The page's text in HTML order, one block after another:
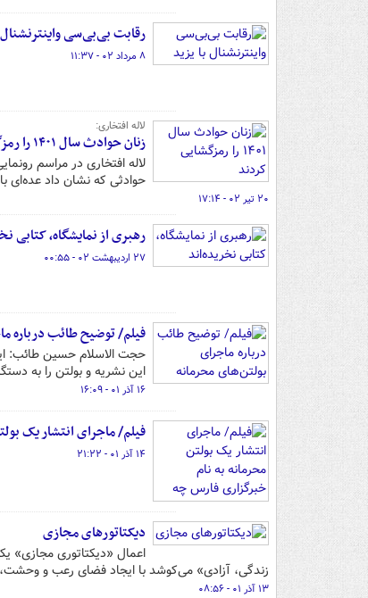
رقابت بی‌بی‌سی واینترنشنال
۸ مرداد ۰۲ - ۱۱:۳۷
لاله افتخاری:
زنان حوادث سال ۱۴۰۱ را رمزگشایی کردند
لاله افتخاری در مراسم
حوادثی که نشان داد عده‌ای
۲۰ تیر ۰۲ - ۱۷:۱۴
رهبری از نمایشگاه، کتابی
۲۷ اردیبهشت ۰۲ - ۰۰:۵۵
فیلم/ توضیح طائب درباره
حجت الاسلام حسین طائب:
این نشریه و بولتن را به
۱۶ آذر ۰۱ - ۱۶:۰۹
فیلم/ ماجرای انتشار یک
۱۴ آذر ۰۱ - ۲۱:۲۲
دیکتاتورهای مجازی
اعمال «دیکتاتوری مجازی»
زندگی، آزادی» می‌کوشد با ایجاد فضای رعب و
۱۳ آذر ۰۱ - ۰۸:۵۶